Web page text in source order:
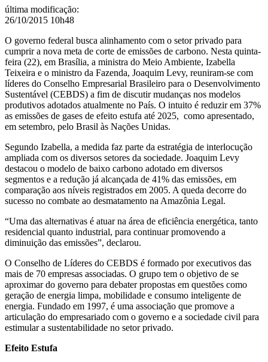
última modificação:
26/10/2015 10h48
O governo federal busca alinhamento com o setor privado para
cumprir a nova meta de corte de emissões de carbono. Nesta quinta-
feira (22), em Brasília, a ministra do Meio Ambiente, Izabella
Teixeira e o ministro da Fazenda, Joaquim Levy, reuniram-se com
líderes do Conselho Empresarial Brasileiro para o Desenvolvimento
Sustentável (CEBDS) a fim de discutir mudanças nos modelos
produtivos adotados atualmente no País. O intuito é reduzir em 37%
as emissões de gases de efeito estufa até 2025, como apresentado,
em setembro, pelo Brasil às Nações Unidas.
Segundo Izabella, a medida faz parte da estratégia de interlocução
ampliada com os diversos setores da sociedade. Joaquim Levy
destacou o modelo de baixo carbono adotado em diversos
segmentos e a redução já alcançada de 41% das emissões, em
comparação aos níveis registrados em 2005. A queda decorre do
sucesso no combate ao desmatamento na Amazônia Legal.
“Uma das alternativas é atuar na área de eficiência energética, tanto
residencial quanto industrial, para continuar promovendo a
diminuição das emissões”, declarou.
O Conselho de Líderes do CEBDS é formado por executivos das
mais de 70 empresas associadas. O grupo tem o objetivo de se
aproximar do governo para debater propostas em questões como
geração de energia limpa, mobilidade e consumo inteligente de
energia. Fundado em 1997, é uma associação que promove a
articulação do empresariado com o governo e a sociedade civil para
estimular a sustentabilidade no setor privado.
Efeito Estufa